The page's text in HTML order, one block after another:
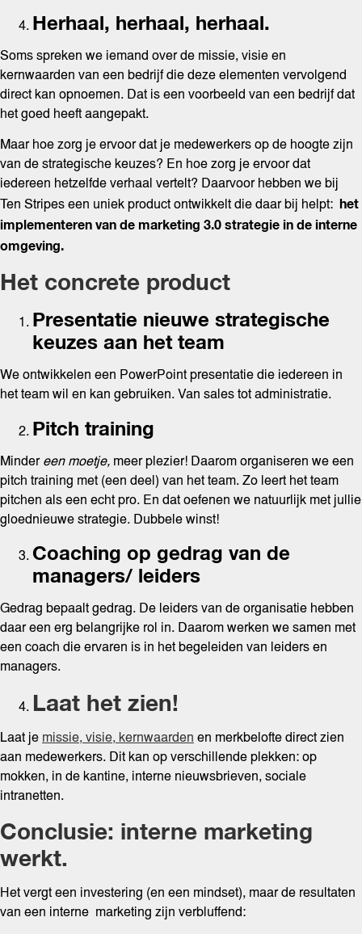
Herhaal, herhaal, herhaal.
Soms spreken we iemand over de missie, visie en
kernwaarden van een bedrijf die deze elementen vervolgend
direct kan opnoemen. Dat is een voorbeeld van een bedrijf dat
het goed heeft aangepakt.
Maar hoe zorg je ervoor dat je medewerkers op de hoogte zijn
van de strategische keuzes? En hoe zorg je ervoor dat
iedereen hetzelfde verhaal vertelt? Daarvoor hebben we bij
Ten Stripes een uniek product ontwikkelt die daar bij helpt: het
implementeren van de marketing 3.0 strategie in de interne
omgeving.
Het concrete product
Presentatie nieuwe strategische
keuzes aan het team
We ontwikkelen een PowerPoint presentatie die iedereen in
het team wil en kan gebruiken. Van sales tot administratie.
Pitch training
Mindereen moetje, meer plezier! Daarom organiseren we een
pitch training met (een deel) van het team. Zo leert het team
pitchen als een echt pro. En dat oefenen we natuurlijk met jullie
gloednieuwe strategie. Dubbele winst!
Coaching op gedrag van de
managers/ leiders
Gedrag bepaalt gedrag. De leiders van de organisatie hebben
daar een erg belangrijke rol in. Daarom werken we samen met
een coach die ervaren is in het begeleiden van leiders en
managers.
Laat het zien!
Laat jemissie, visie, kernwaardenen merkbelofte direct zien
aan medewerkers. Dit kan op verschillende plekken: op
mokken, in de kantine, interne nieuwsbrieven, sociale
intranetten.
Conclusie: interne marketing
werkt.
Het vergt een investering (en een mindset), maar de resultaten
van een interne marketing zijn verbluffend: